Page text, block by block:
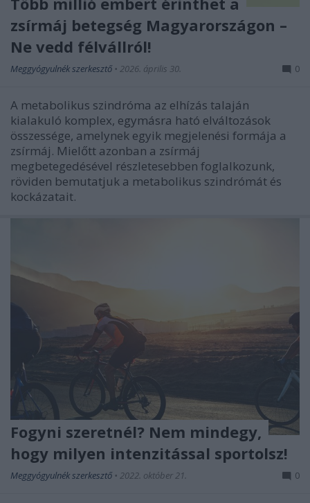
zsírmáj betegség Magyarországon –
Ne vedd félvállról!
Meggyógyulnék szerkesztő • 2026. április 30. 0
A metabolikus szindróma az elhízás talaján
kialakuló komplex, egymásra ható elváltozások
összessége, amelynek egyik megjelenési formája a
zsírmáj. Mielőtt azonban a zsírmáj
megbetegedésével részletesebben foglalkozunk,
röviden bemutatjuk a metabolikus szindrómát és
kockázatait.
Fogyni szeretnél? Nem mindegy,
hogy milyen intenzitással sportolsz!
Meggyógyulnék szerkesztő • 2022. október 21. 0